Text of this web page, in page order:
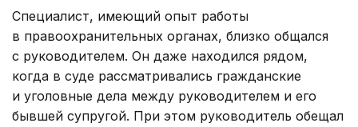
Специалист, имеющий опыт работы
в правоохранительных органах, близко общался
с руководителем. Он даже находился рядом,
когда в суде рассматривались гражданские
и уголовные дела между руководителем и его
бывшей супругой. При этом руководитель обещал